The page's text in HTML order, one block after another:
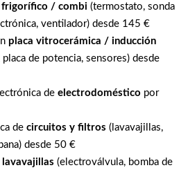
frigorífico / combi (termostato, sonda
ventilador) desde 145 €
placa vitrocerámica / inducción
de potencia, sensores) desde
de electrodoméstico por
de circuitos y filtros (lavavajillas,
desde 50 €
lavavajillas (electroválvula, bomba de